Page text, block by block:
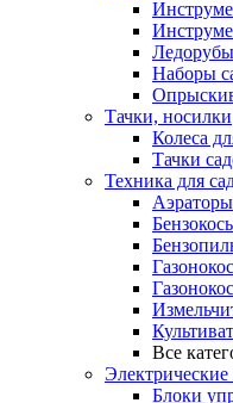
Наборы
Тачки, носилки
Колеса
Тачки
Техника для
Аэраторы
Все
Блоки